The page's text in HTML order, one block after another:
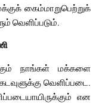
கைம்மாறுபெற்றுக்
வெளிப்படும்.
நாங்கள் மக்களை
வெளிப்படை.
என